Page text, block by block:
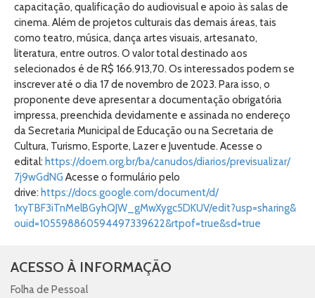
capacitação, qualificação do audiovisual e apoio às salas de
cinema. Além de projetos culturais das demais áreas, tais
como teatro, música, dança artes visuais, artesanato,
literatura, entre outros. O valor total destinado aos
selecionados é de R$ 166.913,70. Os interessados podem se
inscrever até o dia 17 de novembro de 2023. Para isso, o
proponente deve apresentar a documentação obrigatória
impressa, preenchida devidamente e assinada no endereço
da Secretaria Municipal de Educação ou na Secretaria de
Cultura, Turismo, Esporte, Lazer e Juventude. Acesse o
edital: https://doem.org.br/ba/canudos/diarios/previsualizar/
7j9wGdNG Acesse o formulário pelo
drive: https://docs.google.com/document/d/
1xyTBF3iTnMelBGyhQJW_ gMwXygc5DKUV/edit?usp=sharing&
ouid=105598860594497339622&rtpof=true&sd=true
ACESSO À INFORMAÇÃO
Folha de Pessoal